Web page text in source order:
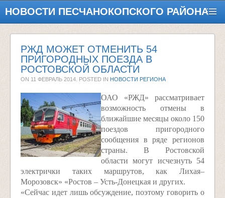
НОВОСТИ ПЕСЧАНОКОПСКОГО РАЙОНА
РЖД МОЖЕТ ОТМЕНИТЬ 54
ПРИГОРОДНЫХ ПОЕЗДА В
РОСТОВСКОЙ ОБЛАСТИ
ON 11 ФЕВРАЛЬ 2014 . POSTED IN НОВОСТИ РЕГИОНА
ОАО «РЖД» рассматривает
возможность отмены в
ближайшие месяцы около 150
поездов пригородного
сообщения в ряде регионов
страны. В Ростовской
области могут исчезнуть 54
электрички таких маршрутов, как Лихая–
Морозовск» «Ростов – Усть-Донецкая и других.
«Сейчас идет лишь обсуждение, поэтому говорить о